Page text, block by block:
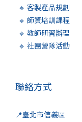
🔹 客製產品規劃
🔹 師資培訓課程
🔹 教師研習辦理
🔹 社團營隊活動
聯絡方式
📍臺北市信義區